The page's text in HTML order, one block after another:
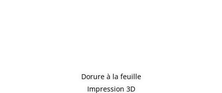
Dorure à la feuille
Impression 3D